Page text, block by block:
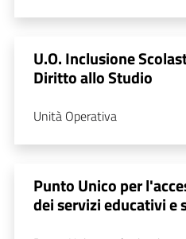
U.O. Inclusione
Diritto allo Studio
Unità Operativa
Punto Unico per
dei servizi educativi e